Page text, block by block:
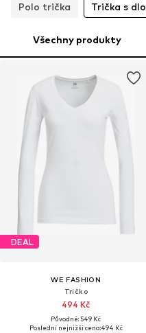
Polo trička
Trička s
Všechny produkty
DEAL
WE FASHION
Tričko
494 Kč
Původně: 549 Kč
Poslední nejnižší cena:494 Kč